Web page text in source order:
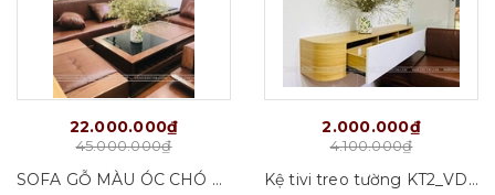
22.000.000₫
45.000.000₫
SOFA GỖ MÀU ÓC CHÓ SF02_VD01
2.000.000₫
4.100.000₫
Kệ tivi treo tường KT2_VD01